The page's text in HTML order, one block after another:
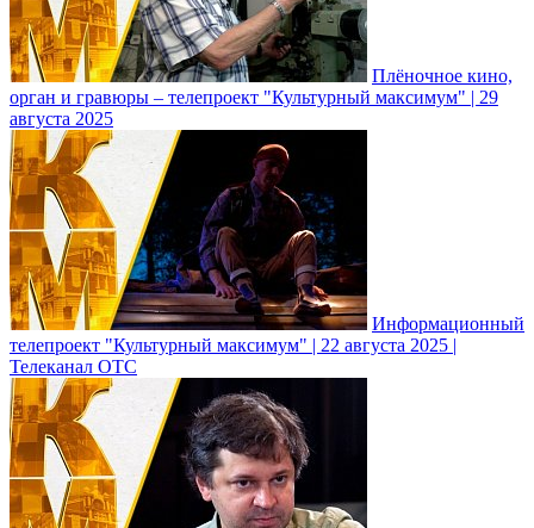
Плёночное кино,
орган и гравюры – телепроект "Культурный максимум" | 29
августа 2025
Информационный
телепроект "Культурный максимум" | 22 августа 2025 |
Телеканал ОТС